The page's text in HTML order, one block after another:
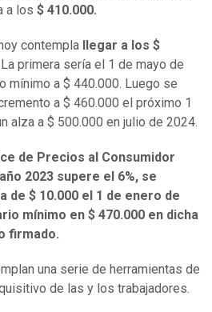
a los $ 410.000.
contempla
llegar a los $
La primera sería el 1 de mayo de
mínimo a $ 440.000. Luego se
a $ 460.000 el próximo 1
alza a $ 500.000 en julio de 2024.
de Precios al Consumidor
2023 supere el 6%, se
de $ 10.000 el 1 de enero de
mínimo en $ 470.000 en dicha
firmado.
una serie de herramientas de
de las y los trabajadores.